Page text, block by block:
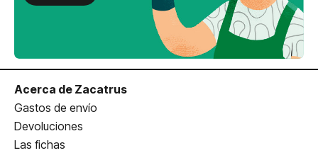
Acerca de Zacatrus
Gastos de envío
Devoluciones
Las fichas